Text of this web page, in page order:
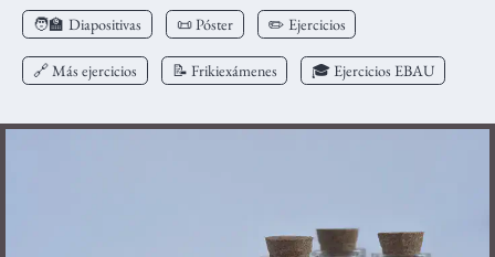
🧑‍🏫 Diapositivas 📜 Póster ✏️ Ejercicios
🔗 Más ejercicios 📝 Frikiexámenes 🎓 Ejercicios EBAU